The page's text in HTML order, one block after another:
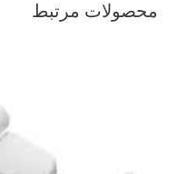
محصولات مرتبط